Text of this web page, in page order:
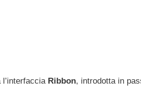
Ribbon, introdotta in